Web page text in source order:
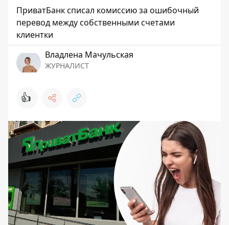
ПриватБанк списал комиссию за ошибочный
перевод между собственными счетами
клиентки
Владлена Мачульская
ЖУРНАЛИСТ
👍